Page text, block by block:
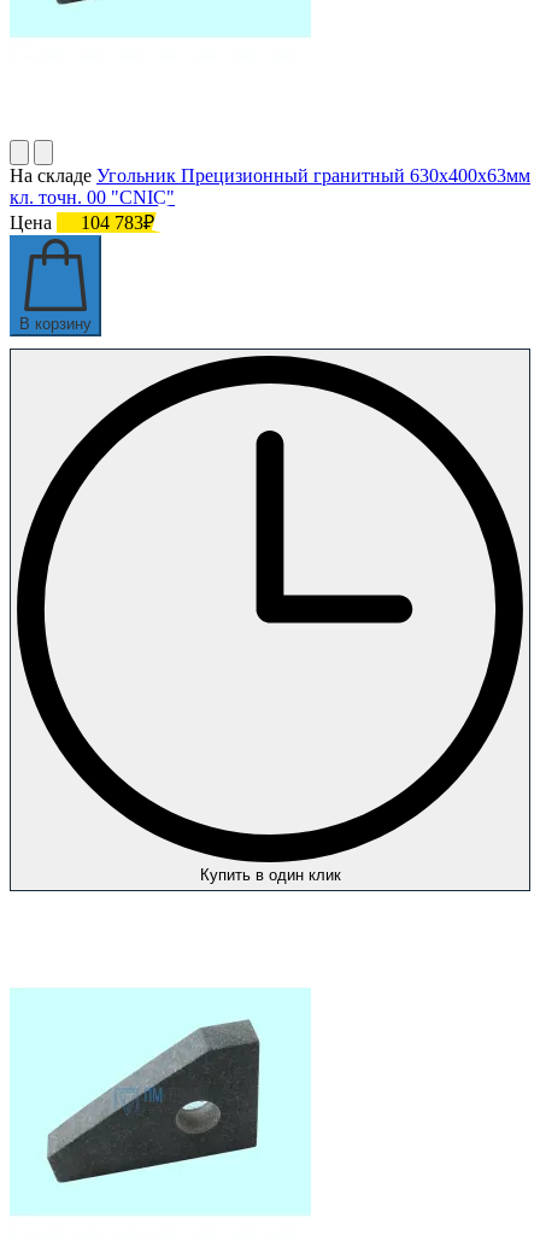
На складе Угольник Прецизионный гранитный 630х400х63мм
кл. точн. 00 "CNIC"
Цена
104 783₽
В корзину
Купить в один клик